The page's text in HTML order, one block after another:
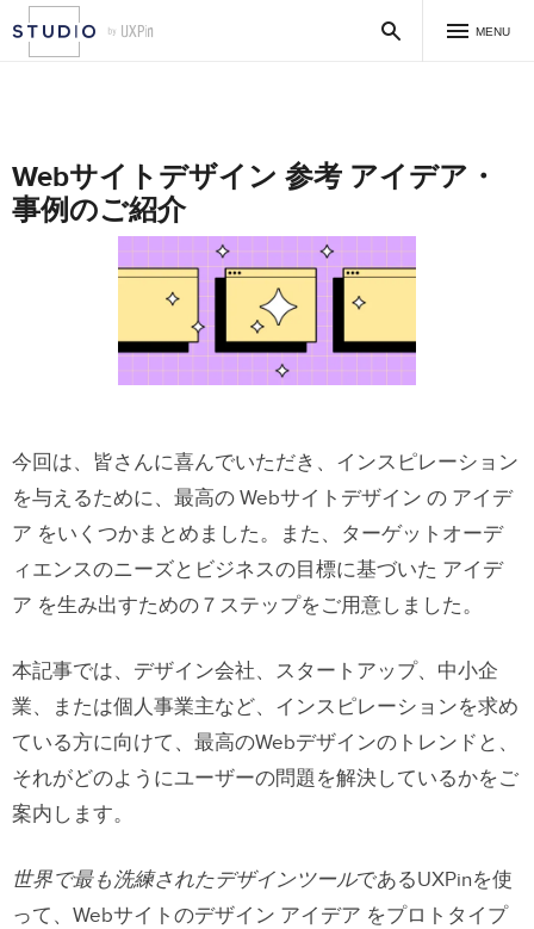
MENU
Webサイトデザイン 参考 アイデア・
事例のご紹介
今回は、皆さんに喜んでいただき、インスピレーション
を与えるために、最高の Webサイトデザイン の アイデ
ア をいくつかまとめました。また、ターゲットオーデ
ィエンスのニーズとビジネスの目標に基づいた アイデ
ア を生み出すための７ステップをご用意しました。
本記事では、デザイン会社、スタートアップ、中小企
業、または個人事業主など、インスピレーションを求め
ている方に向けて、最高のWebデザインのトレンドと、
それがどのようにユーザーの問題を解決しているかをご
案内します。
世界で最も洗練されたデザインツールであるUXPinを使
って、Webサイトのデザイン アイデア をプロトタイプ